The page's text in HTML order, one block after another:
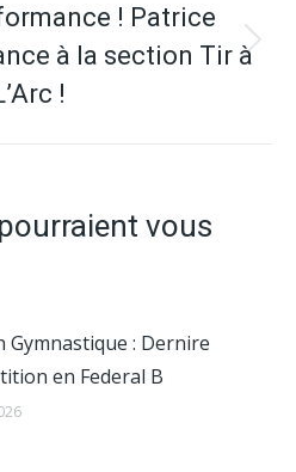
Article
suivant
! Patrice
à la section Tir à
!
vous
Gymnastique : Dernire
en Federal B